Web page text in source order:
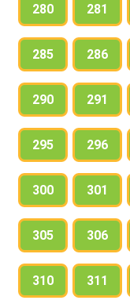
280 281
285 286
290 291
295 296
300 301
305 306
310 311